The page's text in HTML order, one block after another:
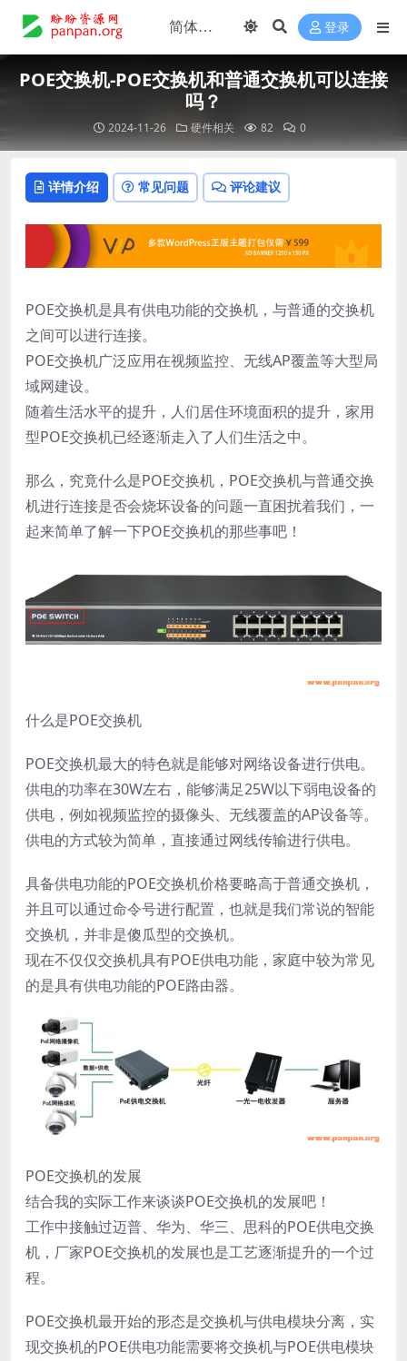
登录
POE交换机-POE交换机和普通交换机可以连接
吗？
2024-11-26 硬件相关 82 0
详情介绍 常见问题 评论建议
POE交换机是具有供电功能的交换机，与普通的交换机
之间可以进行连接。
POE交换机广泛应用在视频监控、无线AP覆盖等大型局
域网建设。
随着生活水平的提升，人们居住环境面积的提升，家用
型POE交换机已经逐渐走入了人们生活之中。
那么，究竟什么是POE交换机，POE交换机与普通交换
机进行连接是否会烧坏设备的问题一直困扰着我们，一
起来简单了解一下POE交换机的那些事吧！
什么是POE交换机
POE交换机最大的特色就是能够对网络设备进行供电。
供电的功率在30W左右，能够满足25W以下弱电设备的
供电，例如视频监控的摄像头、无线覆盖的AP设备等。
供电的方式较为简单，直接通过网线传输进行供电。
具备供电功能的POE交换机价格要略高于普通交换机，
并且可以通过命令号进行配置，也就是我们常说的智能
交换机，并非是傻瓜型的交换机。
现在不仅仅交换机具有POE供电功能，家庭中较为常见
的是具有供电功能的POE路由器。
POE交换机的发展
结合我的实际工作来谈谈POE交换机的发展吧！
工作中接触过迈普、华为、华三、思科的POE供电交换
机，厂家POE交换机的发展也是工艺逐渐提升的一个过
程。
POE交换机最开始的形态是交换机与供电模块分离，实
现交换机的POE供电功能需要将交换机与POE供电模块